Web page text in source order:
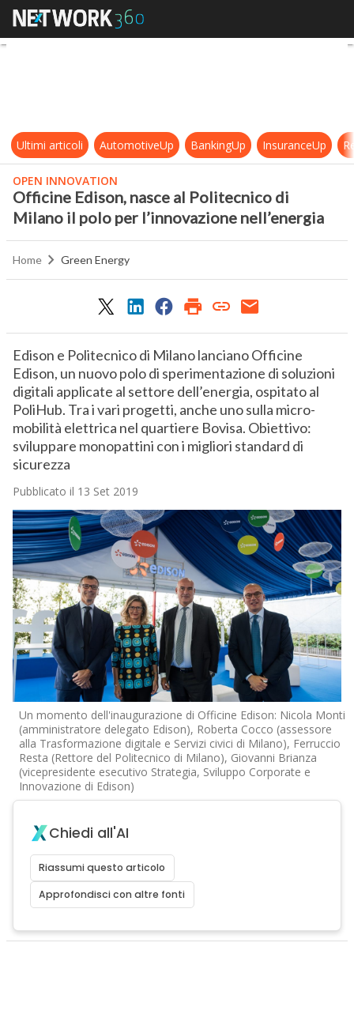
Officine Edison, nasce al
Ultimi articoli AutomotiveUp BankingUp InsuranceUp
OPEN INNOVATION
Officine Edison, nasce al Politecnico di
Milano il polo per l’innovazione nell’energia
Home Green Energy
Edison e Politecnico di Milano lanciano Officine
Edison, un nuovo polo di sperimentazione di soluzioni
digitali applicate al settore dell’energia, ospitato al
PoliHub. Tra i vari progetti, anche uno sulla micro-
mobilità elettrica nel quartiere Bovisa. Obiettivo:
sviluppare monopattini con i migliori standard di
sicurezza
Pubblicato il 13 Set 2019
Un momento dell'inaugurazione di Officine Edison: Nicola Monti
(amministratore delegato Edison), Roberta Cocco (assessore
alla Trasformazione digitale e Servizi civici di Milano), Ferruccio
Resta (Rettore del Politecnico di Milano), Giovanni Brianza
(vicepresidente esecutivo Strategia, Sviluppo Corporate e
Innovazione di Edison)
Chiedi all'AI
Riassumi questo articolo
Approfondisci con altre fonti